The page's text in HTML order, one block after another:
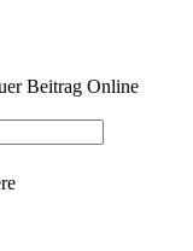
Beitrag Online